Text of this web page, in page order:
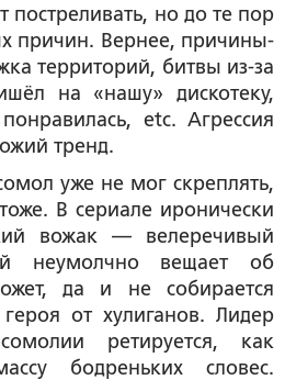
постреливать, но до те пор
причин. Вернее, причины-
территорий, битвы из-за
на «нашу» дискотеку,
etc. Агрессия
тренд.
уже не мог скреплять,
В сериале иронически
вожак — велеречивый
неумолчно вещает об
да и не собирается
от хулиганов. Лидер
ретируется, как
бодреньких словес.